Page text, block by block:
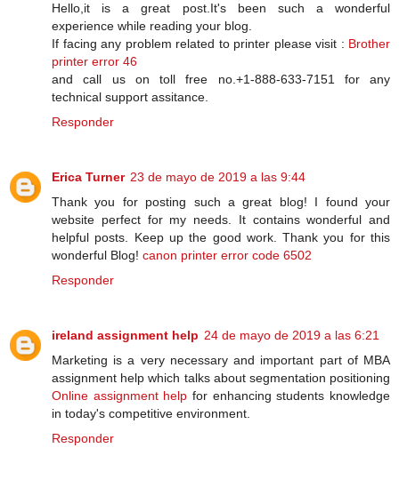
Hello,it is a great post.It's been such a wonderful
experience while reading your blog.
If facing any problem related to printer please visit : Brother
printer error 46
and call us on toll free no.+1-888-633-7151 for any
technical support assitance.
Responder
Erica Turner 23 de mayo de 2019 a las 9:44
Thank you for posting such a great blog! I found your
website perfect for my needs. It contains wonderful and
helpful posts. Keep up the good work. Thank you for this
wonderful Blog! canon printer error code 6502
Responder
ireland assignment help 24 de mayo de 2019 a las 6:21
Marketing is a very necessary and important part of MBA
assignment help which talks about segmentation positioning
Online assignment help for enhancing students knowledge
in today's competitive environment.
Responder